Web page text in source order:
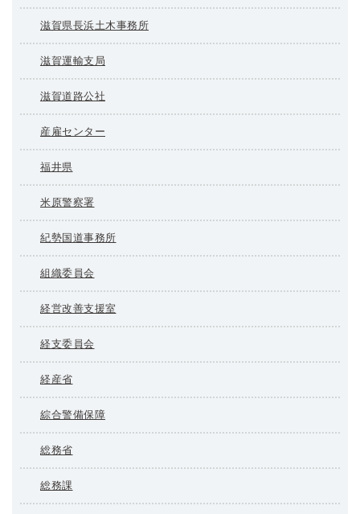
滋賀県長浜土木事務所
滋賀運輸支局
滋賀道路公社
産雇センター
福井県
米原警察署
紀勢国道事務所
組織委員会
経営改善支援室
経支委員会
経産省
綜合警備保障
総務省
総務課